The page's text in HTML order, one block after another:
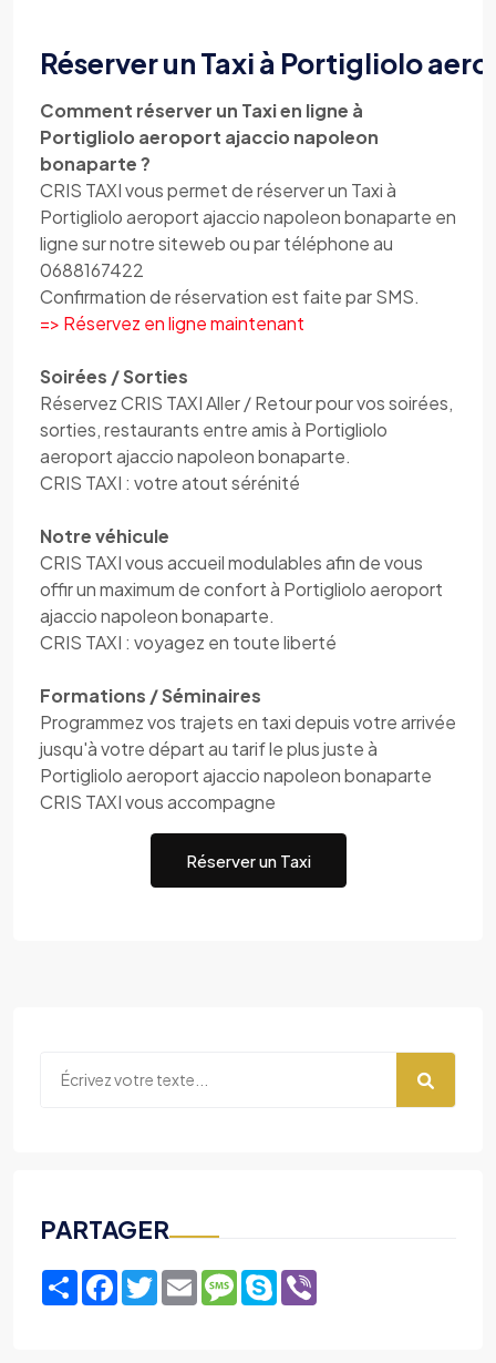
Réserver un Taxi à Portigliolo
Comment réserver un Taxi en ligne à
Portigliolo aeroport ajaccio napoleon
bonaparte ?
CRIS TAXI vous permet de réserver un Taxi à
Portigliolo aeroport ajaccio napoleon bonaparte en
ligne sur notre siteweb ou par téléphone au
0688167422
Confirmation de réservation est faite par SMS.
=> Réservez en ligne maintenant
Soirées / Sorties
Réservez CRIS TAXI Aller / Retour pour vos soirées,
sorties, restaurants entre amis à Portigliolo
aeroport ajaccio napoleon bonaparte.
CRIS TAXI : votre atout sérénité
Notre véhicule
CRIS TAXI vous accueil modulables afin de vous
offir un maximum de confort à Portigliolo aeroport
ajaccio napoleon bonaparte.
CRIS TAXI : voyagez en toute liberté
Formations / Séminaires
Programmez vos trajets en taxi depuis votre arrivée
jusqu'à votre départ au tarif le plus juste à
Portigliolo aeroport ajaccio napoleon bonaparte
CRIS TAXI vous accompagne
Réserver un Taxi
PARTAGER
ShareFacebook
TwitterEmailMessage
Skype